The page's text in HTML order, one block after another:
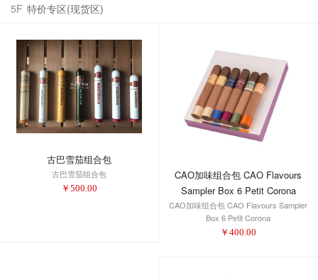
5F 特价专区(现货区)
古巴雪茄组合包
古巴雪茄组合包
￥ 500.00
CAO加味组合包 CAO Flavours
Sampler Box 6 Petit Corona
CAO加味组合包 CAO Flavours Sampler
Box 6 Petit Corona
￥ 400.00